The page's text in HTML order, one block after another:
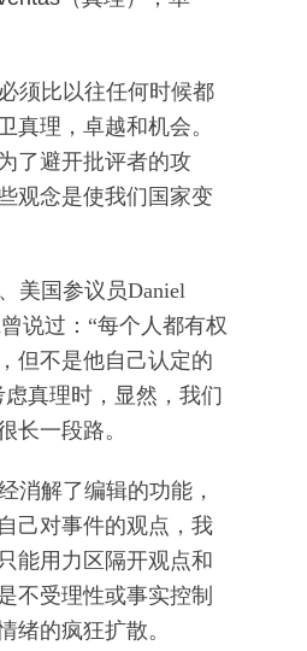
须比以往任何时候都
真理，卓越和机会。
了避开批评者的攻
观念是使我们国家变
美国参议员Daniel
说过：“每个人都有权
但不是他自己认定的
真理时，显然，我们
长一段路。
消解了编辑的功能，
己对事件的观点，我
能用力区隔开观点和
不受理性或事实控制
绪的疯狂扩散。